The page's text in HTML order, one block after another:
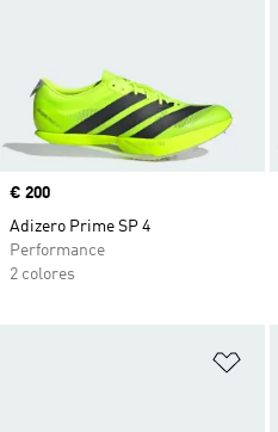
Precio
€ 200
Adizero Prime SP 4
Performance
2 colores